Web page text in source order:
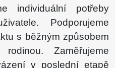
individuální potřeby
Podporujeme
s běžným způsobem
Zaměřujeme
v poslední etapě